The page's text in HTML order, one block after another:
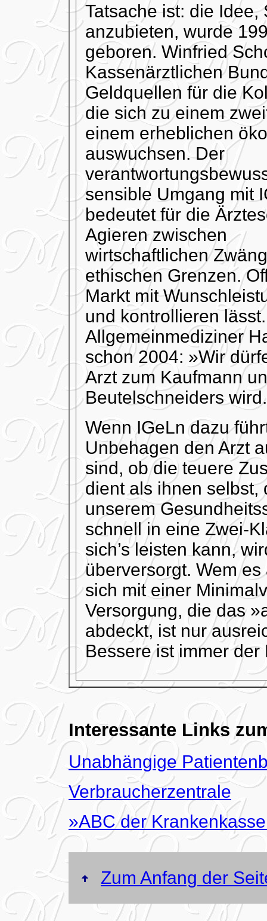
Tatsache ist: die
anzubieten, wurde
geboren. Winfried
Kassenärztlichen
Geldquellen für die
die sich zu einem
einem erheblichen
auswuchsen.Der
sensible Umgang mit
bedeutet für die
Agieren zwischen
wirtschaftlichen
ethischen Grenzen.
Markt mit
und kontrollieren
Allgemeinmediziner
schon 2004: »Wir
Arzt zum Kaufmann
Beutelschneiders
Wenn IGeLn dazu
Unbehagen den Arzt
sind, ob die teuere
dient als ihnen selbst,
unserem
schnell in eine Zwei-
sich’s leisten kann,
überversorgt. Wem
sich mit einer
Versorgung, die das
abdeckt, ist nur
Bessere ist immer
Interessante Links
Unabhängige
Verbraucherzentrale
»ABC der
Zum Anfang der